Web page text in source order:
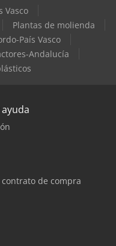
Vasco
Plantas de molienda
País Vasco
Andalucía
de compra